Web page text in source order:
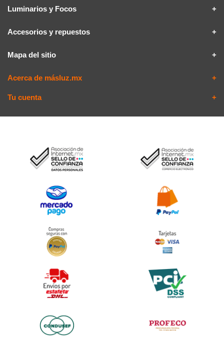
Luminarios y Focos
Accesorios y repuestos
Mapa del sitio
Acerca de másluz.mx
Tu cuenta